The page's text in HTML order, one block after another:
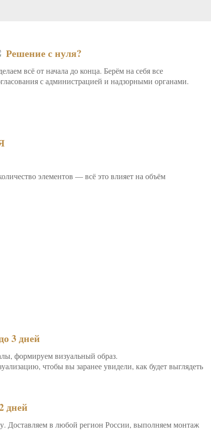
Решение с нуля?
всё от начала до конца. Берём на себя все
с администрацией и надзорными органами.
элементов — всё это влияет на объём
3 дней
формируем визуальный образ.
чтобы вы заранее увидели, как будет выглядеть
дней
Доставляем в любой регион России, выполняем монтаж